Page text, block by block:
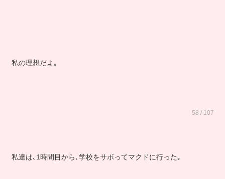
私の理想だよ｡
58 / 107
私達は､1時間目から､学校をサボってマクドに行った｡